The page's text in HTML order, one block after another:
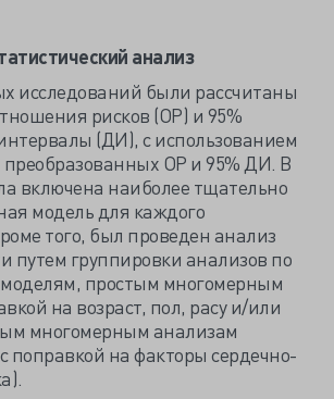
анализ
исследований были рассчитаны
рисков (ОР) и 95%
(ДИ), с использованием
ОР и 95% ДИ. В
включена наиболее тщательно
модель для каждого
того, был проведен анализ
путем группировки анализов по
простым многомерным
на возраст, пол, расу и/или
многомерным анализам
поправкой на факторы сердечно-